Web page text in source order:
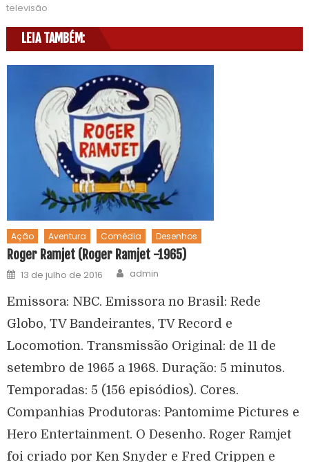
televisão
LEIA TAMBÉM:
Ação Aventura Comédia Desenhos
Roger Ramjet (Roger Ramjet -1965)
13 de julho de 2016 admin
Emissora: NBC. Emissora no Brasil: Rede
Globo, TV Bandeirantes, TV Record e
Locomotion. Transmissão Original: de 11 de
setembro de 1965 a 1968. Duração: 5 minutos.
Temporadas: 5 (156 episódios). Cores.
Companhias Produtoras: Pantomime Pictures e
Hero Entertainment. O Desenho. Roger Ramjet
foi criado por Ken Snyder e Fred Crippen e